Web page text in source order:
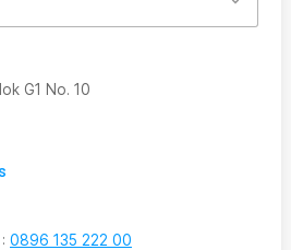
G1 No. 10
: 0896 135 222 00